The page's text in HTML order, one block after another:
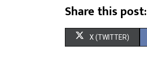
Share this post:
X (TWITTER)